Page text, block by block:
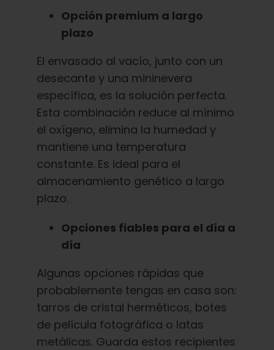
Opción premium a largo
plazo
El envasado al vacío, junto con un
desecante y una mininevera
específica, es la solución perfecta.
Esta combinación reduce al mínimo
el oxígeno, elimina la humedad y
mantiene una temperatura
constante. Es ideal para el
almacenamiento genético a largo
plazo.
Opciones fiables para el día a
día
Algunas opciones rápidas que
probablemente tengas en casa son:
tarros de cristal herméticos, botes
de película fotográfica o latas
metálicas. Guarda estos recipientes